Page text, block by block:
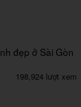
đẹp ở Sài Gòn
198,924 lượt xem